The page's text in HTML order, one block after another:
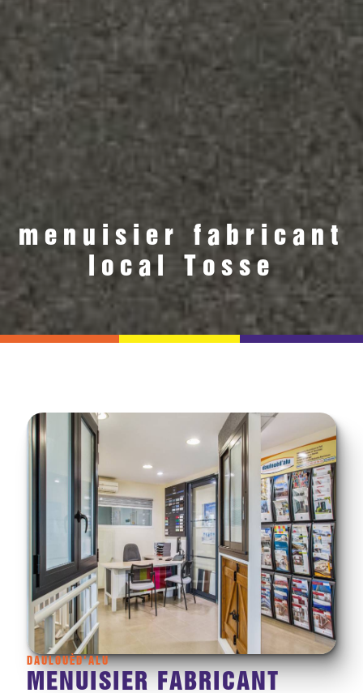
menuisier fabricant
local Tosse
DAULOUÈD'ALU
MENUISIER FABRICANT